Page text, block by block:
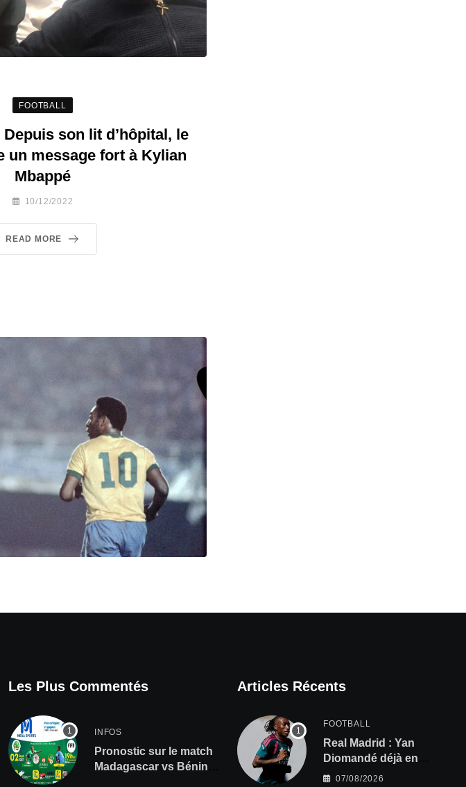
FOOTBALL
son lit d’hôpital, le
un message fort à Kylian
Mbappé
10/12/2022
READ MORE
Les Plus Commentés
INFOS
Pronostic sur le match
Madagascar vs Bénin,
Articles Récents
FOOTBALL
Real Madrid : Yan
Diomandé déjà en
action, les premières
07/08/2026